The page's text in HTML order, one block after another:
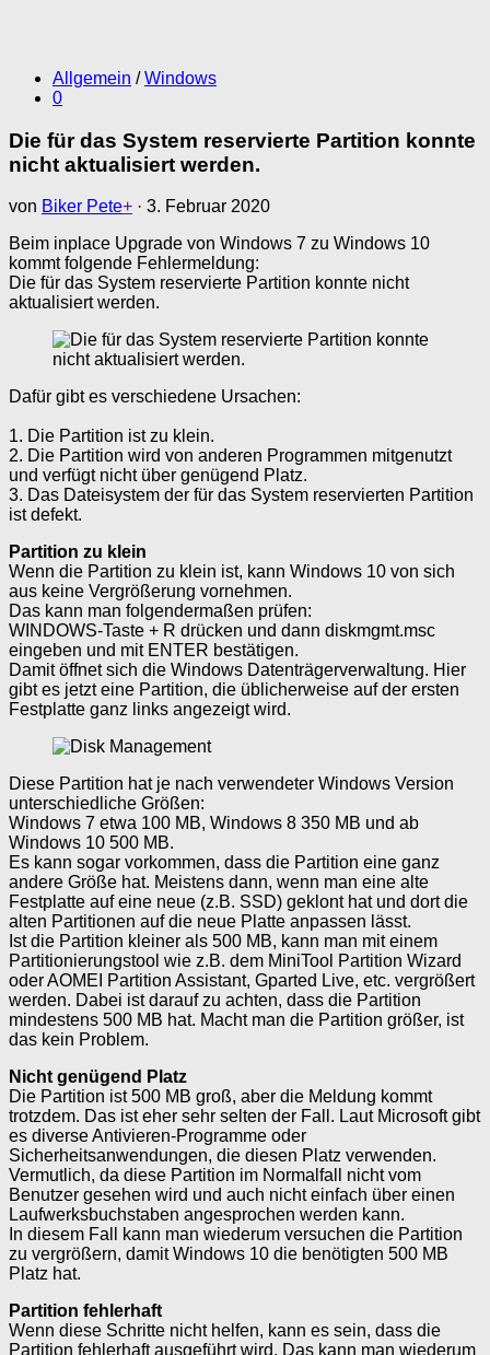
Allgemein / Windows
0
Die für das System reservierte Partition konnte
nicht aktualisiert werden.
von Biker Pete+ · 3. Februar 2020
Beim inplace Upgrade von Windows 7 zu Windows 10
kommt folgende Fehlermeldung:
Die für das System reservierte Partition konnte nicht
aktualisiert werden.
Dafür gibt es verschiedene Ursachen:
1. Die Partition ist zu klein.
2. Die Partition wird von anderen Programmen mitgenutzt
und verfügt nicht über genügend Platz.
3. Das Dateisystem der für das System reservierten Partition
ist defekt.
Partition zu klein
Wenn die Partition zu klein ist, kann Windows 10 von sich
aus keine Vergrößerung vornehmen.
Das kann man folgendermaßen prüfen:
WINDOWS-Taste + R drücken und dann diskmgmt.msc
eingeben und mit ENTER bestätigen.
Damit öffnet sich die Windows Datenträgerverwaltung. Hier
gibt es jetzt eine Partition, die üblicherweise auf der ersten
Festplatte ganz links angezeigt wird.
Diese Partition hat je nach verwendeter Windows Version
unterschiedliche Größen:
Windows 7 etwa 100 MB, Windows 8 350 MB und ab
Windows 10 500 MB.
Es kann sogar vorkommen, dass die Partition eine ganz
andere Größe hat. Meistens dann, wenn man eine alte
Festplatte auf eine neue (z.B. SSD) geklont hat und dort die
alten Partitionen auf die neue Platte anpassen lässt.
Ist die Partition kleiner als 500 MB, kann man mit einem
Partitionierungstool wie z.B. dem MiniTool Partition Wizard
oder AOMEI Partition Assistant, Gparted Live, etc. vergrößert
werden. Dabei ist darauf zu achten, dass die Partition
mindestens 500 MB hat. Macht man die Partition größer, ist
das kein Problem.
Nicht genügend Platz
Die Partition ist 500 MB groß, aber die Meldung kommt
trotzdem. Das ist eher sehr selten der Fall. Laut Microsoft gibt
es diverse Antivieren-Programme oder
Sicherheitsanwendungen, die diesen Platz verwenden.
Vermutlich, da diese Partition im Normalfall nicht vom
Benutzer gesehen wird und auch nicht einfach über einen
Laufwerksbuchstaben angesprochen werden kann.
In diesem Fall kann man wiederum versuchen die Partition
zu vergrößern, damit Windows 10 die benötigten 500 MB
Platz hat.
Partition fehlerhaft
Wenn diese Schritte nicht helfen, kann es sein, dass die
Partition fehlerhaft ausgeführt wird. Das kann man wiederum